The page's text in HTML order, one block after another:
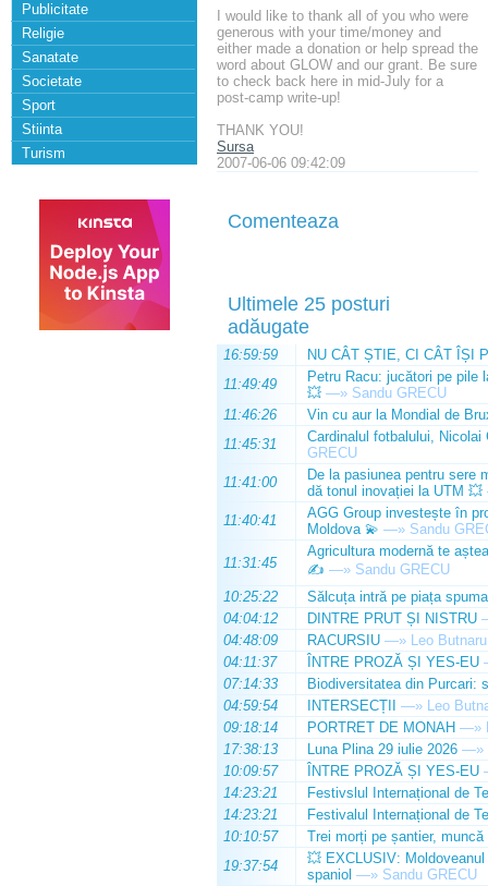
Publicitate
Religie
Sanatate
Societate
Sport
Stiinta
Turism
I would like to thank all of you who were
generous with your time/money and
either made a donation or help spread the
word about GLOW and our grant. Be sure
to check back here in mid-July for a
post-camp write-up!
THANK YOU!
Sursa
2007-06-06 09:42:09
Comenteaza
Ultimele 25 posturi
adăugate
16:59:59
NU CÂT ȘTIE, CI CÂT ÎȘI
11:49:49
Petru Racu: jucători pe pile
💥 —» Sandu GRECU
11:46:26
Vin cu aur la Mondial de
11:45:31
Cardinalul fotbalului,
GRECU
11:41:00
De la pasiunea pentru sere
dă tonul inovației la UTM 💥
11:40:41
AGG Group investește în
Moldova 💫 —» Sandu
11:31:45
Agricultura modernă te
✍️ —» Sandu GRECU
10:25:22
Sălcuța intră pe piața
04:04:12
DINTRE PRUT ȘI NISTRU
04:48:09
RACURSIU —» Leo Butnaru
04:11:37
ÎNTRE PROZĂ ȘI YES-EU
07:14:33
Biodiversitatea din Purcari:
04:59:54
INTERSECȚII —» Leo
09:18:14
PORTRET DE MONAH —»
17:38:13
Luna Plina 29 iulie 2026 —»
10:09:57
ÎNTRE PROZĂ ȘI YES-EU
14:23:21
Festivslul Internațional de
14:23:21
Festivalul Internațional de
10:10:57
Trei morți pe șantier, muncă
19:37:54
💥 EXCLUSIV:
spaniol —» Sandu GRECU